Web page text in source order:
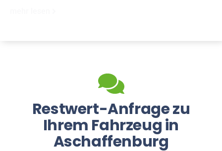
Restwert-Anfrage zu
Ihrem Fahrzeug in
Aschaffenburg